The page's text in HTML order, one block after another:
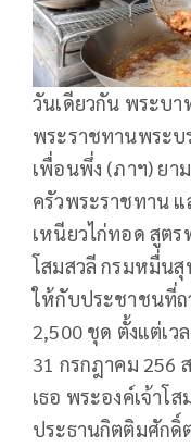
วันเดียวกัน พระบา
พระราชทานพระบ
เพื่อนพึ่ง (ภาฯ) ยา
ครัวพระราชทาน
เหนียวไก่ทอด สูตร
โสมสวลี กรมหมื่น
ให้กับประชาชนที่ถ
2,500 ชุด ตั้งแต่เว
31 กรกฎาคม 256
เธอ พระองค์เจ้าโ
ประธานกิตติมศักดิ์